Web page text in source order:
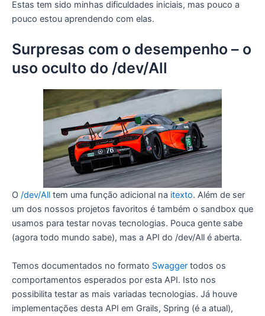
Estas tem sido minhas dificuldades iniciais, mas pouco a
pouco estou aprendendo com elas.
Surpresas com o desempenho – o
uso oculto do /dev/All
O /dev/All tem uma função adicional na itexto. Além de ser
um dos nossos projetos favoritos é também o sandbox que
usamos para testar novas tecnologias. Pouca gente sabe
(agora todo mundo sabe), mas a API do /dev/All é aberta.
Temos documentados no formato Swagger todos os
comportamentos esperados por esta API. Isto nos
possibilita testar as mais variadas tecnologias. Já houve
implementações desta API em Grails, Spring (é a atual),